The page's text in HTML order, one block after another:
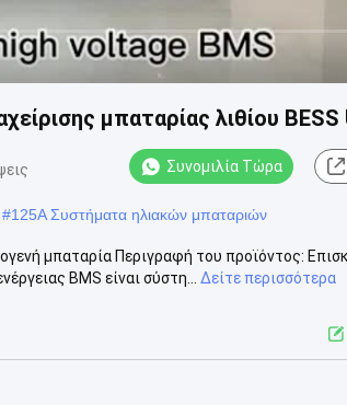
μπαταρίας λιθίου BESS
Συνομιλία Τώρα
#125A Συστήματα ηλιακών μπαταριών
μπαταρία Περιγραφή του προϊόντος:
BMS είναι σύστη...
Δείτε περισσότερα